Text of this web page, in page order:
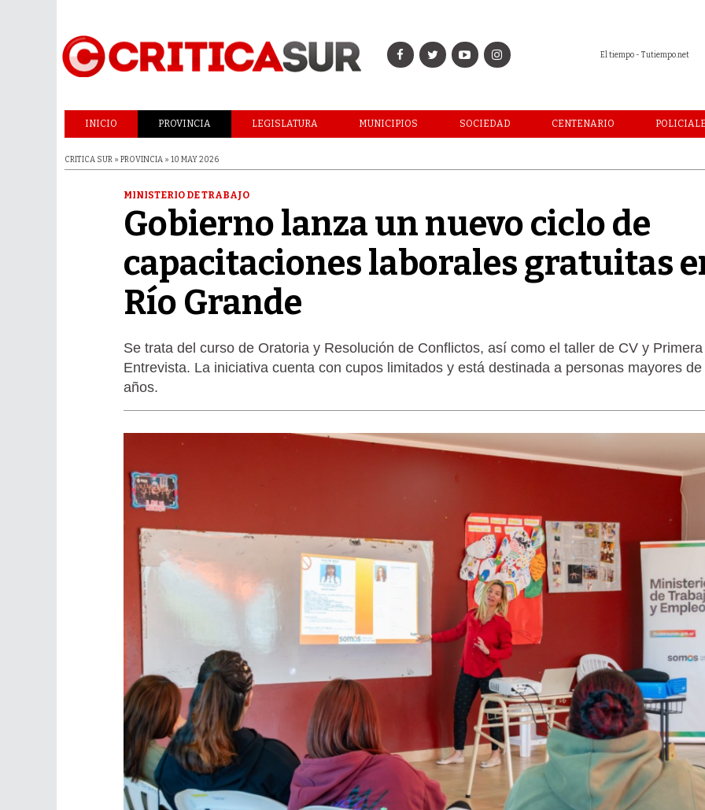
El tiempo - Tutiempo.net
INICIO PROVINCIA LEGISLATURA MUNICIPIOS SOCIEDAD CENTENARIO
CRITICA SUR » PROVINCIA » 10 MAY 2026
MINISTERIO DE TRABAJO
Gobierno lanza un nuevo ciclo de
capacitaciones laborales gratuitas
Río Grande
Se trata del curso de Oratoria y Resolución de Conflictos, así como el taller de CV y Primera
Entrevista. La iniciativa cuenta con cupos limitados y está destinada a personas mayores de
años.
LAGARTIJA MAGALLÁNICA, EL